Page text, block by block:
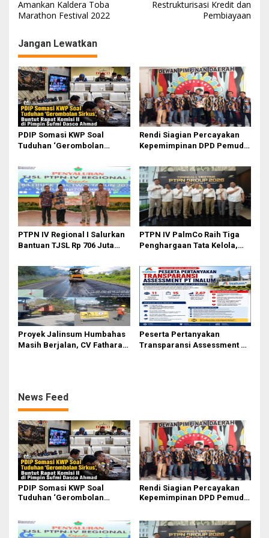
v
i
g
a
s
i
p
o
s
Amankan Kaldera Toba
Marathon Festival 2022
Restrukturisasi Kredit dan
Pembiayaan
Jangan Lewatkan
PDIP Somasi KWP Soal
Tuduhan ‘Gerombolan
II Dipimpin Sufmi Dasco
Ahmad
Rendi Siagian Percayakan
Kepemimpinan DPD Pemuda
kepada Josef Sembiring
PTPN IV Regional I Salurkan
Bantuan TJSL Rp 706 Juta
Berkelanjutan
PTPN IV PalmCo Raih Tiga
Penghargaan Tata Kelola,
dan Efisiensi
Proyek Jalinsum Humbahas
Masih Berjalan, CV Fathara
Peserta Pertanyakan
Transparansi Assessment PT
News Feed
PDIP Somasi KWP Soal
Tuduhan ‘Gerombolan
Ahmad
Rendi Siagian Percayakan
Kepemimpinan DPD Pemuda